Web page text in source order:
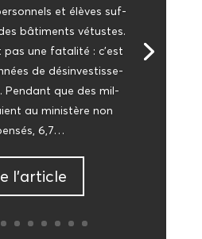
et élèves suf­
bâti­ments vétustes.
pas une fata­li­té : c’est
de dés­in­ves­tis­se­
Pen­dant que des mil­
au minis­tère non
6,7…
l’ar­ticle